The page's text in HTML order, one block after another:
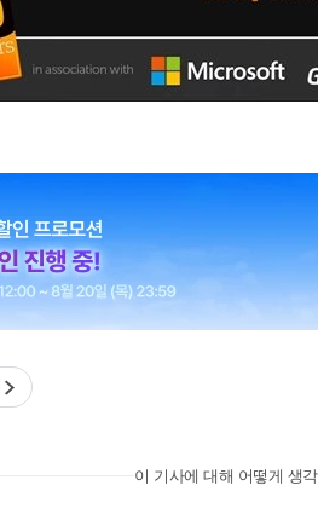
이 기사에 대해 어떻게 생